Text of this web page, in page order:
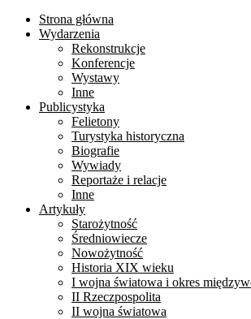
Strona główna
Wydarzenia
Rekonstrukcje
Konferencje
Wystawy
Inne
Publicystyka
Felietony
Turystyka historyczna
Biografie
Wywiady
Reportaże i relacje
Inne
Artykuły
Starożytność
Średniowiecze
Nowożytność
Historia XIX wieku
I wojna światowa i okres
II Rzeczpospolita
II wojna światowa